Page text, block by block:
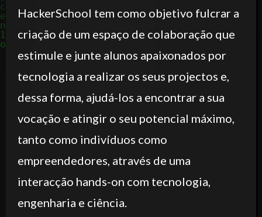
HackerSchool tem como objetivo fulcrar a
criação de um espaço de colaboração que
estimule e junte alunos apaixonados por
tecnologia a realizar os seus projectos e,
dessa forma, ajudá-los a encontrar a sua
vocação e atingir o seu potencial máximo,
tanto como indivíduos como
empreendedores, através de uma
interacção hands-on com tecnologia,
engenharia e ciência.